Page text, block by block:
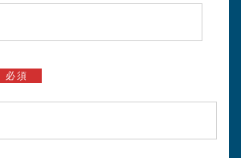
必須